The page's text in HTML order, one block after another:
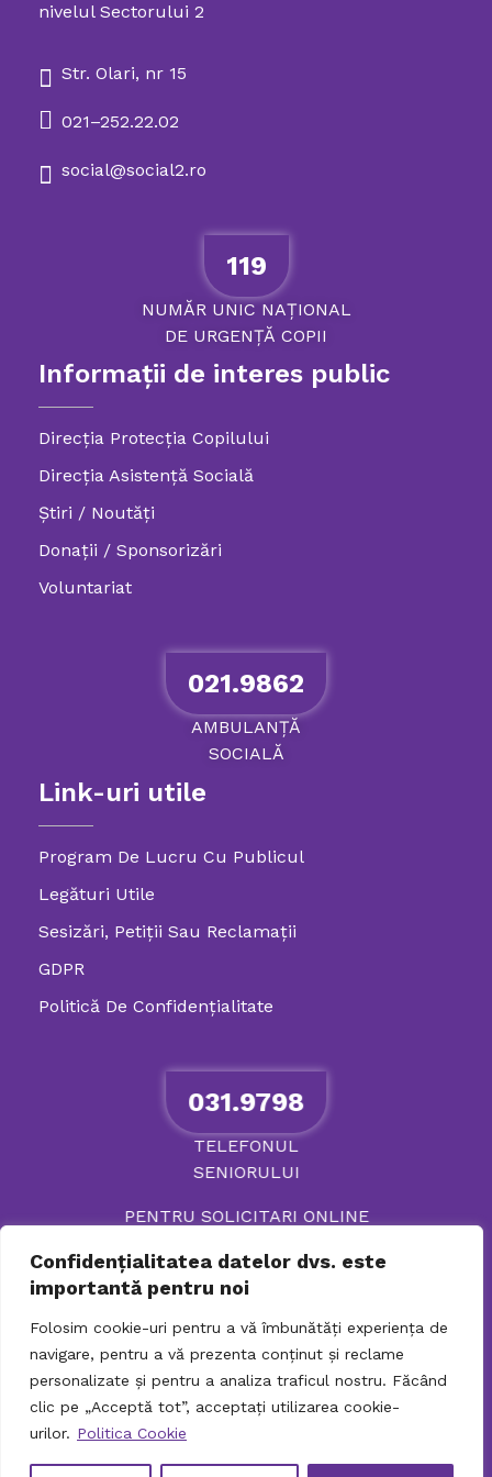
Confidențialitatea datelor dvs. este
importantă pentru noi
Folosim cookie-uri pentru a vă îmbunătăți experiența de
navigare, pentru a vă prezenta conținut și reclame
personalizate și pentru a analiza traficul nostru. Făcând
clic pe „Acceptă tot”, acceptați utilizarea cookie-
urilor. Politica Cookie
nivelul Sectorului 2
Str. Olari, nr 15
021–252.22.02
social@social2.ro
119
NUMĂR UNIC NAȚIONAL
DE URGENȚĂ COPII
Informații de interes public
Direcția Protecția Copilului
Direcția Asistență Socială
Știri / Noutăți
Donații / Sponsorizări
Voluntariat
021.9862
AMBULANȚĂ
SOCIALĂ
Link-uri utile
Program De Lucru Cu Publicul
Legături Utile
Sesizări, Petiţii Sau Reclamații
GDPR
Politică De Confidenţialitate
031.9798
TELEFONUL
SENIORULUI
PENTRU SOLICITARI ONLINE
© 2026 Directia Generala de Asistenta Sociala si
Protectia Copilului Sector 2. Toate drepturile